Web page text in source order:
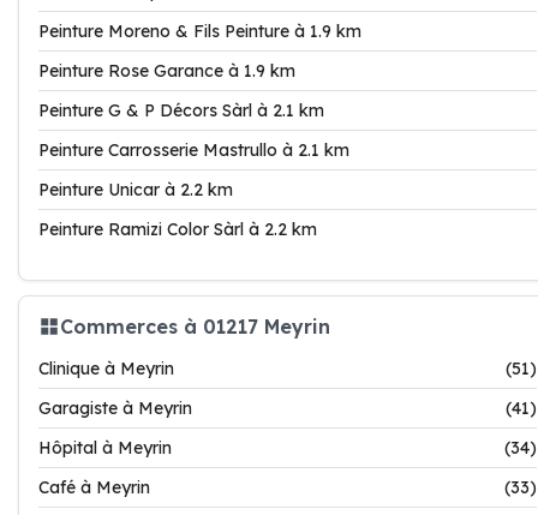
Peinture Moreno & Fils Peinture à 1.9 km
Peinture Rose Garance à 1.9 km
Peinture G & P Décors Sàrl à 2.1 km
Peinture Carrosserie Mastrullo à 2.1 km
Peinture Unicar à 2.2 km
Peinture Ramizi Color Sàrl à 2.2 km
Commerces à 01217 Meyrin
Clinique à Meyrin
(51)
Garagiste à Meyrin
(41)
Hôpital à Meyrin
(34)
Café à Meyrin
(33)